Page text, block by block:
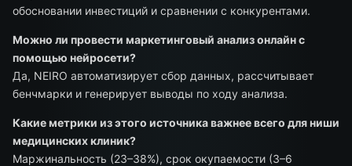
обосновании инвестиций и сравнении с конкурентами.
Можно ли провести маркетинговый анализ онлайн с
помощью нейросети?
Да, NEIRO автоматизирует сбор данных, рассчитывает
бенчмарки и генерирует выводы по ходу анализа.
Какие метрики из этого источника важнее всего для ниши
медицинских клиник?
Маржинальность (23–38%), срок окупаемости (3–6